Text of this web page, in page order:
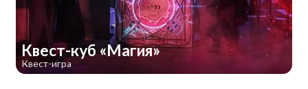
Квест-куб «Магия»
Квест-игра